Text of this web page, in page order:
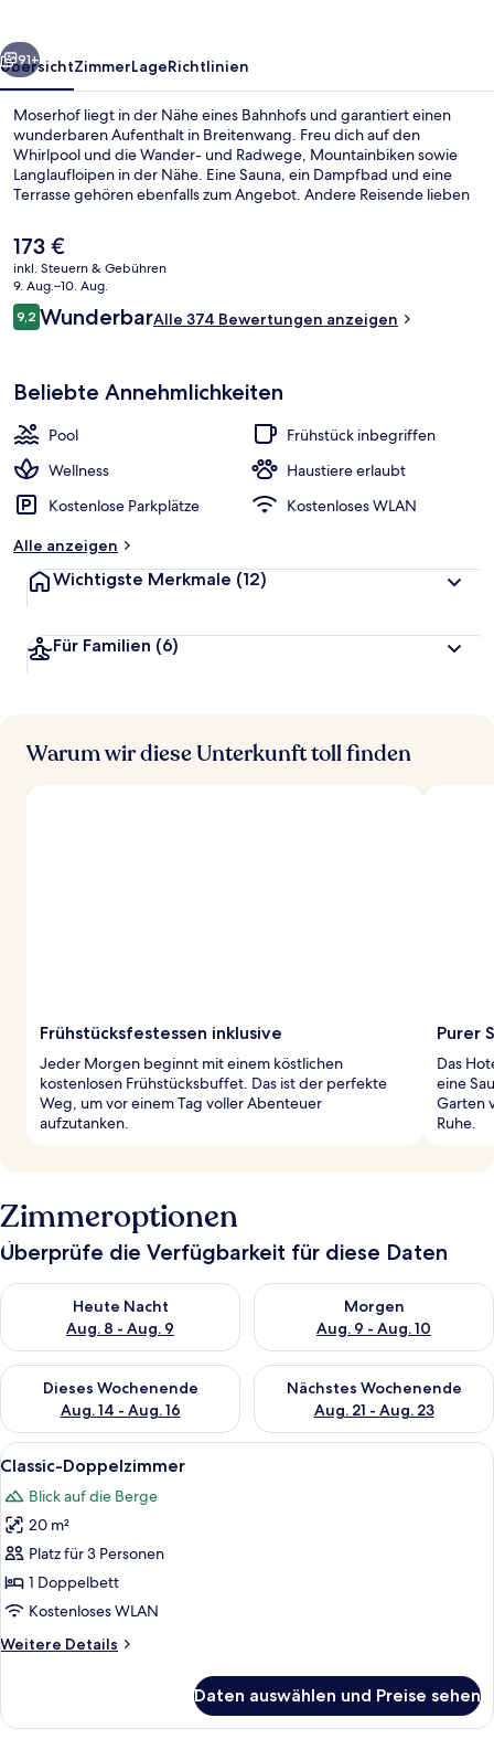
Weiter
91+
ÜbersichtZimmerLageRichtlinien
Moserhof liegt in der Nähe eines Bahnhofs und garantiert einen
wunderbaren Aufenthalt in Breitenwang. Freu dich auf den
Whirlpool und die Wander- und Radwege, Mountainbiken sowie
Langlaufloipen in der Nähe. Eine Sauna, ein Dampfbad und eine
Terrasse gehören ebenfalls zum Angebot. Andere Reisende lieben
Der
aktuelle
Preis
beträgt
173 €.
173 €
inkl. Steuern & Gebühren
9. Aug.–10. Aug.
Bewertungen
9,29,2 von 10.
WunderbarAlle 374 Bewertungen anzeigen
Beliebte Annehmlichkeiten
Pool
Frühstück inbegriffen
Wellness
Haustiere erlaubt
Kostenlose Parkplätze
Kostenloses WLAN
Alle anzeigen
Wichtigste Merkmale (12)
Für Familien (6)
Warum wir diese Unterkunft toll finden
Frühstücksfestessen inklusive
Jeder Morgen beginnt mit einem köstlichen
kostenlosen Frühstücksbuffet. Das ist der perfekte
Weg, um vor einem Tag voller Abenteuer
aufzutanken.
Purer
Das
eine
Garten
Ruhe.
Zimmeroptionen
Überprüfe die Verfügbarkeit für diese Daten
Heute Nacht
Aug. 8 - Aug. 9
Überprüfe die Verfügbarkeit für heute Nacht, Aug. 8 - Aug. 9.
Morgen
Aug. 9 - Aug. 10
Überprüfe die Verfügbarkeit
Dieses Wochenende
Aug. 14 - Aug. 16
Überprüfe die Verfügbarkeit für dieses Wochenende, Aug. 14
Nächstes Wochenende
Aug. 21 - Aug. 23
Überprüfe die Verfügbarkeit
Alle
Fotos
für
Classic-
Doppelzimmer
anzeigen
Ein Zimmer mit Holzboden, einem
6
Classic-Doppelzimmer
Blick auf die Berge
20 m²
Platz für 3 Personen
1 Doppelbett
Kostenloses WLAN
Weitere Details
Weitere
Doppelzimmer
Daten auswählen und Preise sehen